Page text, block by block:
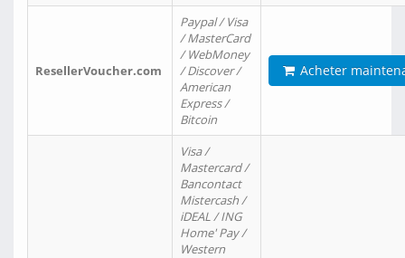
ResellerVoucher.com
Paypal / Visa
/ MasterCard
/ WebMoney
/ Discover /
American
Express /
Bitcoin
Acheter
Visa /
Mastercard /
Bancontact
Mistercash /
iDEAL / ING
Home' Pay /
Western